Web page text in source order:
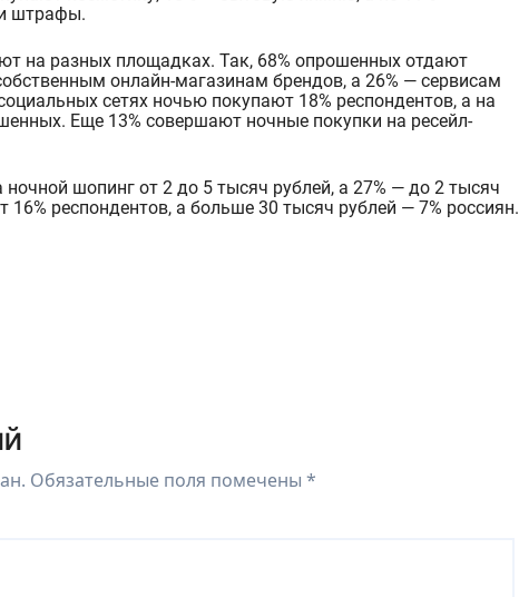
штрафы.
на разных площадках. Так, 68% опрошенных отдают
онлайн-магазинам брендов, а 26% — сервисам
сетях ночью покупают 18% респондентов, а на
Еще 13% совершают ночные покупки на ресейл-
шопинг от 2 до 5 тысяч рублей, а 27% — до 2 тысяч
16% респондентов, а больше 30 тысяч рублей — 7% россиян.
Обязательные поля помечены *